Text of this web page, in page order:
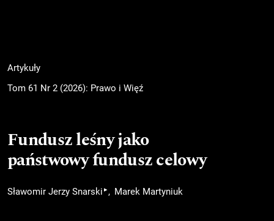
Artykuły
Tom 61 Nr 2 (2026): Prawo i Więź
Fundusz leśny jako
państwowy fundusz celowy
Sławomir Jerzy Snarski ▸ Marek Martyniuk